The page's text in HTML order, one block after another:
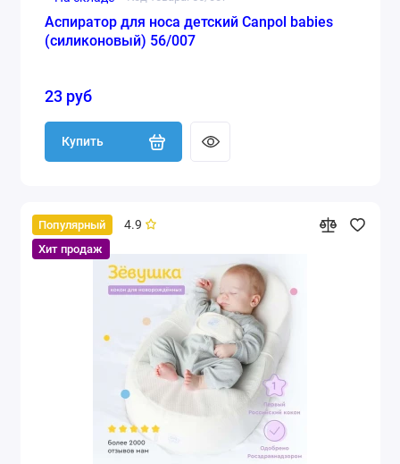
Аспиратор для носа детский Canpol babies
(силиконовый) 56/007
23 руб
Купить
Популярный
Хит продаж
4.9